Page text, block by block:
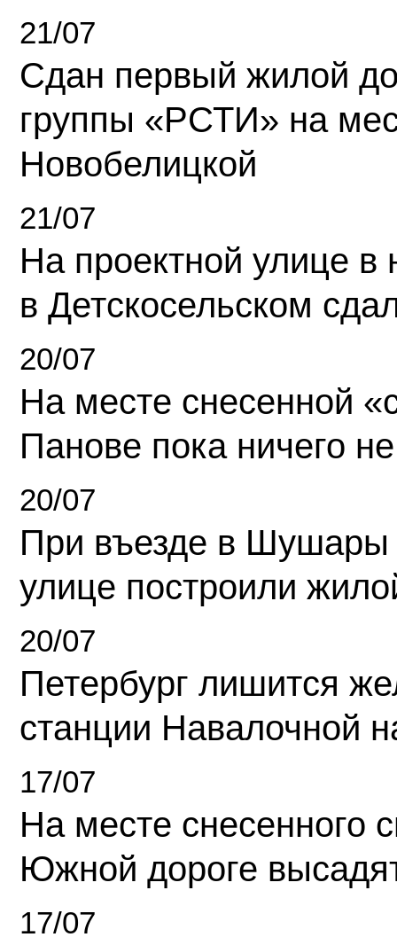
21/07
Сдан первый жилой
группы «РСТИ» на
Новобелицкой
21/07
На проектной улице
в Детскосельском
20/07
На месте снесенной
Панове пока ничего
20/07
При въезде в Шушары
улице построили
20/07
Петербург лишится
станции Навалочной
17/07
На месте снесенного
Южной дороге
17/07